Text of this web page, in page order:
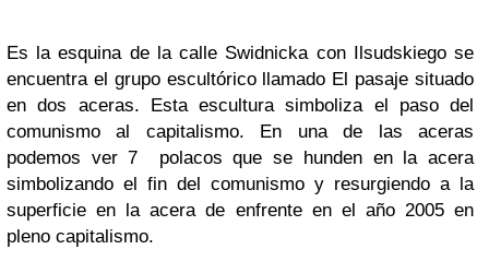
Es la esquina de la calle Swidnicka con Ilsudskiego se
encuentra el grupo escultórico llamado El pasaje situado
en dos aceras. Esta escultura simboliza el paso del
comunismo al capitalismo. En una de las aceras
podemos ver 7 polacos que se hunden en la acera
simbolizando el fin del comunismo y resurgiendo a la
superficie en la acera de enfrente en el año 2005 en
pleno capitalismo.